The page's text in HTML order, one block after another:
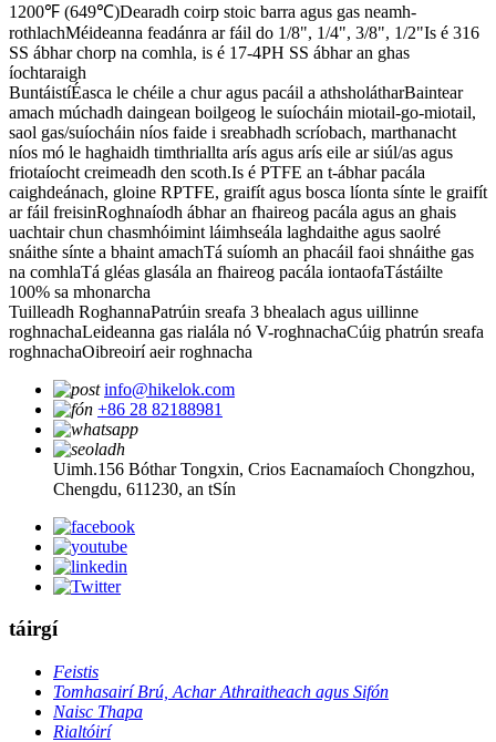
1200℉ (649℃)Dearadh coirp stoic barra agus gas neamh-
rothlachMéideanna feadánra ar fáil do 1/8", 1/4", 3/8", 1/2"Is é 316
SS ábhar chorp na comhla, is é 17-4PH SS ábhar an ghas
íochtaraigh
BuntáistíÉasca le chéile a chur agus pacáil a athsholátharBaintear
amach múchadh daingean boilgeog le suíocháin miotail-go-miotail,
saol gas/suíocháin níos faide i sreabhadh scríobach, marthanacht
níos mó le haghaidh timthriallta arís agus arís eile ar siúl/as agus
friotaíocht creimeadh den scoth.Is é PTFE an t-ábhar pacála
caighdeánach, gloine RPTFE, graifít agus bosca líonta sínte le graifít
ar fáil freisinRoghnaíodh ábhar an fhaireog pacála agus an ghais
uachtair chun chasmhóimint láimhseála laghdaithe agus saolré
snáithe sínte a bhaint amachTá suíomh an phacáil faoi shnáithe gas
na comhlaTá gléas glasála an fhaireog pacála iontaofaTástáilte
100% sa mhonarcha
Tuilleadh RoghannaPatrúin sreafa 3 bhealach agus uillinne
roghnachaLeideanna gas rialála nó V-roghnachaCúig phatrún sreafa
roghnachaOibreoirí aeir roghnacha
info@hikelok.com
+86 28 82188981
Uimh.156 Bóthar Tongxin, Crios Eacnamaíoch Chongzhou,
Chengdu, 611230, an tSín
táirgí
Feistis
Tomhasairí Brú, Achar Athraitheach agus Sifón
Naisc Thapa
Rialtóirí